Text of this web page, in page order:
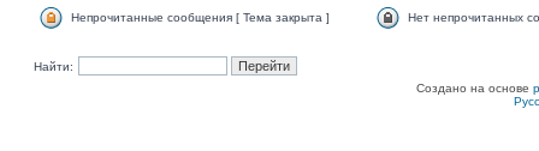
Непрочитанные сообщения [ Тема закрыта ] Нет непрочитанных
Найти:
Создано на основе